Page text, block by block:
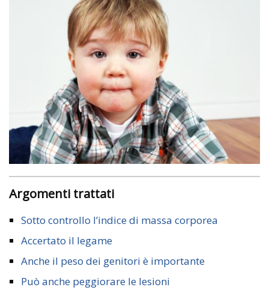
Argomenti trattati
Sotto controllo l’indice di massa corporea
Accertato il legame
Anche il peso dei genitori è importante
Può anche peggiorare le lesioni